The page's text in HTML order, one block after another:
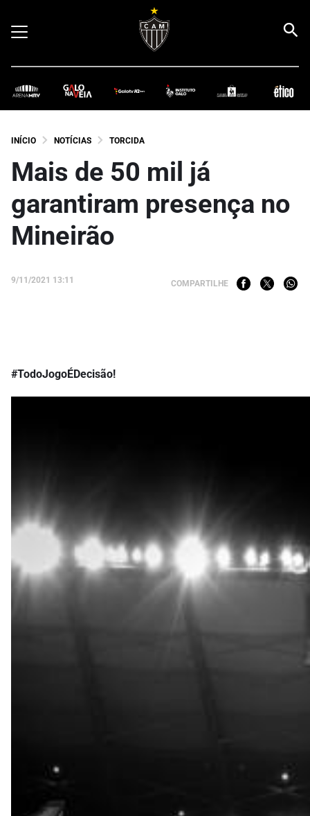
INÍCIO NOTÍCIAS TORCIDA
Mais de 50 mil já
garantiram presença no
Mineirão
9/11/2021 13:11 COMPARTILHE
#TodoJogoÉDecisão!